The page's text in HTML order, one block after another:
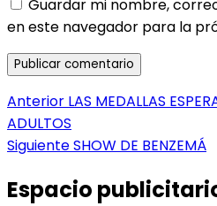
Guardar mi nombre,
en este navegador para la
Navegación
de
Anterior Entrada
anterior:
LAS MEDALLAS
ADULTOS
SiguienteEntrada
SHOW DE BENZEMÁ
Espacio